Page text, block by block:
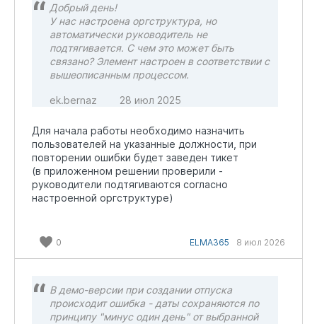
Добрый день!
У нас настроена оргструктура, но
автоматически руководитель не
подтягивается. С чем это может быть
связано? Элемент настроен в соответствии с
вышеописанным процессом.
ek.bernaz 28 июл 2025
Для начала работы необходимо назначить
пользователей на указанные должности, при
повторении ошибки будет заведен тикет
(в приложенном решении проверили -
руководители подтягиваются согласно
настроенной оргструктуре)
0 ELMA365 8 июл 2026
В демо-версии при создании отпуска
происходит ошибка - даты сохраняются по
принципу "минус один день" от выбранной